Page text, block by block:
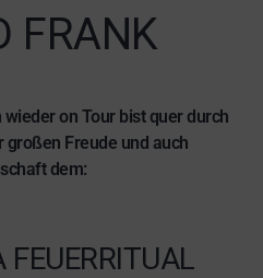
FRANK
on Tour bist quer durch
großen Freude und auch
dem: